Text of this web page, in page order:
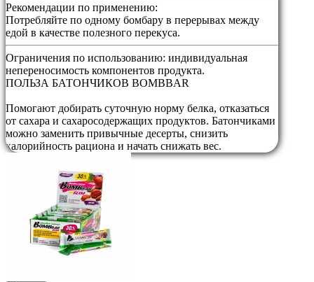
Рекомендации по применению:
Потребляйте по одному бомбару в перерывах между
едой в качестве полезного перекуса.
Ограничения по использованию: индивидуальная
непереносимость компонентов продукта.
ПОЛЬЗА БАТОНЧИКОВ BOMBBAR
Помогают добирать суточную норму белка, отказаться
от сахара и сахаросодержащих продуктов. Батончиками
можно заменить привычные десерты, снизить
калорийность рациона и начать снижать вес.